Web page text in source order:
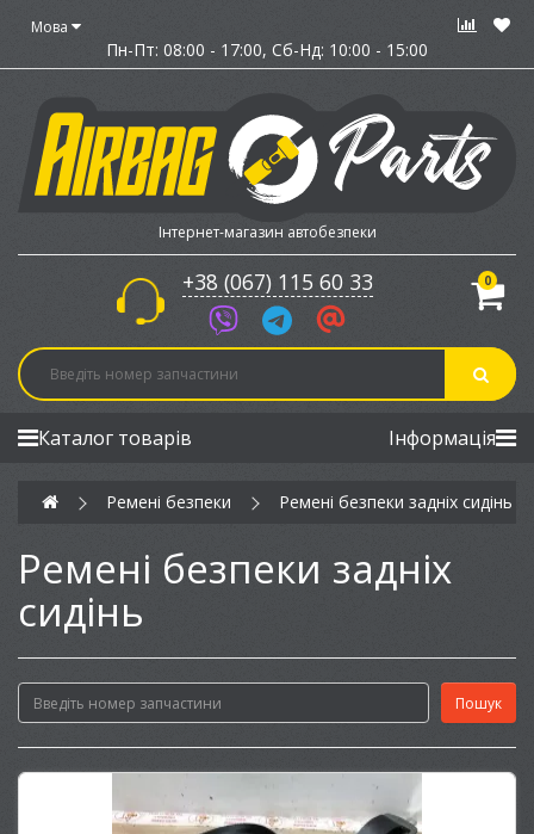
Мова
Пн-Пт: 08:00 - 17:00, Сб-Нд: 10:00 - 15:00
Інтернет-магазин автобезпеки
+38 (067) 115 60 33 0
Каталог товарів Інформація
Ремені безпеки Ремені безпеки задніх сидінь
Ремені безпеки задніх
сидінь